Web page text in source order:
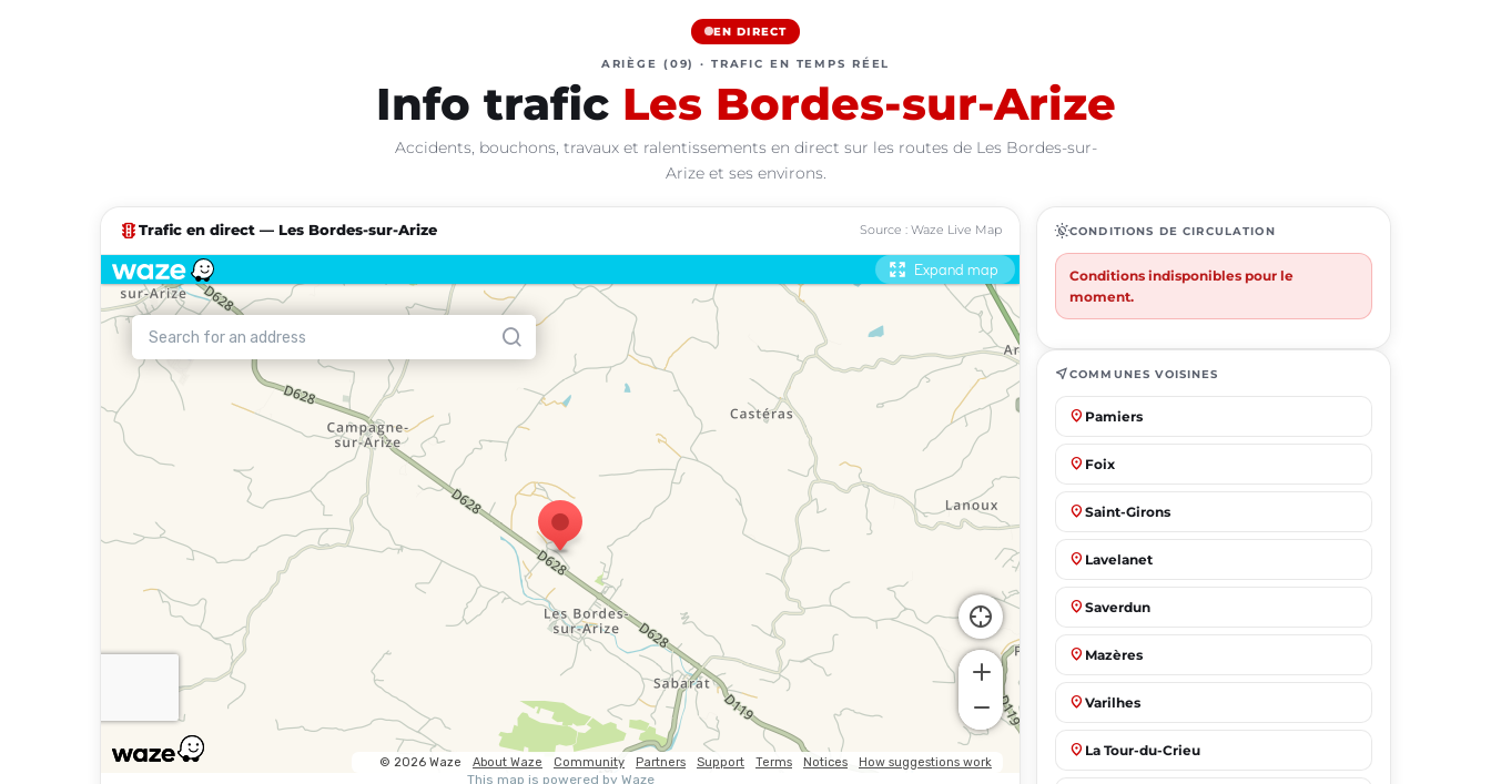
EN DIRECT
ARIÈGE (09) · TRAFIC EN TEMPS RÉEL
Info trafic Les Bordes-sur-Arize
Accidents, bouchons, travaux et ralentissements en direct sur les routes de Les Bordes-sur-
Arize et ses environs.
traffic Trafic en direct — Les Bordes-sur-Arize Source : Waze Live Map routineCONDITIONS DE CIRCULATION
Conditions indisponibles pour le
moment.
near_meCOMMUNES VOISINES
place Pamiers
place Foix
place Saint-Girons
place Lavelanet
place Saverdun
place Mazères
place Varilhes
place La Tour-du-Crieu